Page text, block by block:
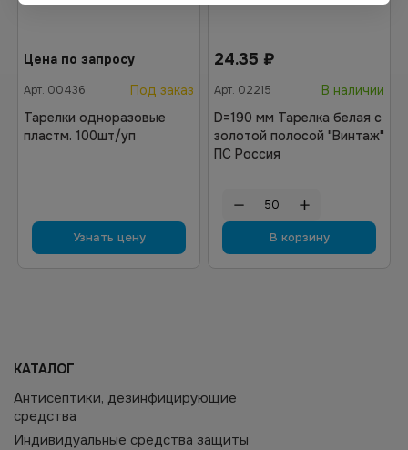
Цена по запросу
Арт. 00436
Под заказ
Тарелки одноразовые
пластм. 100шт/уп
Узнать цену
24.35 ₽
Арт. 02215
В наличии
D=190 мм Тарелка белая с
золотой полосой "Винтаж"
ПС Россия
В корзину
КАТАЛОГ
Антисептики, дезинфицирующие
средства
Индивидуальные средства защиты